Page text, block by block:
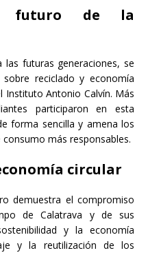
futuro de la
futuras generaciones, se
reciclado y economía
Instituto Antonio Calvín. Más
participaron en esta
forma sencilla y amena los
más responsables.
circular
demuestra el compromiso
de Calatrava y de sus
y la economía
y la reutilización de los